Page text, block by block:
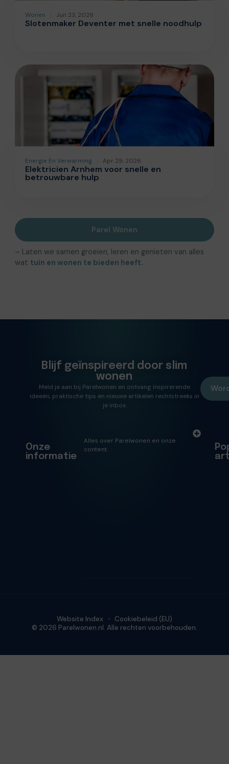
Wonen Jun 23, 2026
Slotenmaker Deventer met snelle noodhulp
Energie En Verwarming Apr 29, 2026
Elektricien Arnhem voor snelle en
betrouwbare hulp
Parel Wonen
– Laten we samen groeien, leren en genieten van alles
wat tuin en wonen te bieden heeft.
Blijf geïnspireerd door slim
wonen
Meld je aan bij Parelwonen en ontvang inspirerende
ideeën, praktische tips en nieuwe artikelen rechtstreeks in
je inbox.
Onze
informatie
Alles over Parelwonen en onze
content.
© 2026 Parelwonen.nl. Alle rechten voorbehouden.
Website Index Cookiebeleid (EU)